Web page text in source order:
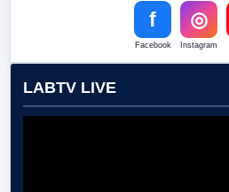
f
Facebook
◎
Instagram
LABTV LIVE